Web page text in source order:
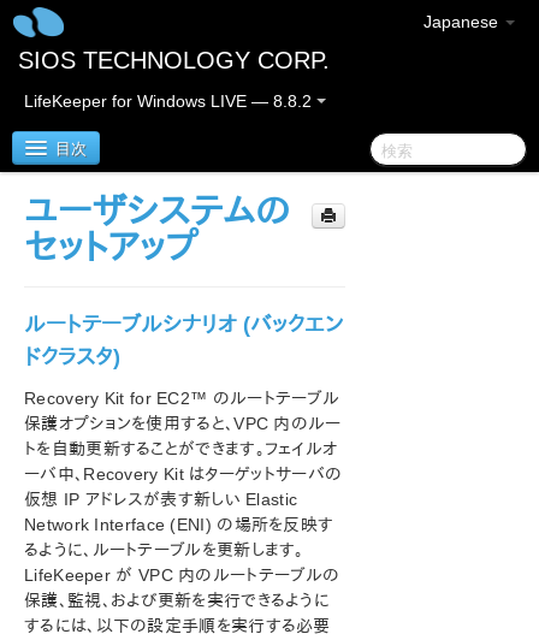
Japanese
SIOS TECHNOLOGY CORP.
LifeKeeper for Windows LIVE — 8.8.2
目次
SIOS Protection Suite/LifeKeeper for Windows
リースノート
SIOS Protection Suite/LifeKeeper for Windows ク
AWS Direct Connect クイックスタートガイド
AWS VPC ピア接続クイックスタートガイド
Microsoft Azure 動作検証ガイド
SIOS Protection Suite/LifeKeeper インストレーション
ガイド
ユーザシステムの
セットアップ
ルートテーブルシナリオ (バックエン
ドクラスタ)
Recovery Kit for EC2™ のルートテーブル
保護オプションを使用すると、VPC 内のルー
トを自動更新することができます。フェイルオ
ーバ中、Recovery Kit はターゲットサーバの
仮想 IP アドレスが表す新しい Elastic
Network Interface (ENI) の場所を反映す
るように、ルートテーブルを更新します。
LifeKeeper が VPC 内のルートテーブルの
保護、監視、および更新を実行できるように
するには、以下の設定手順を実行する必要